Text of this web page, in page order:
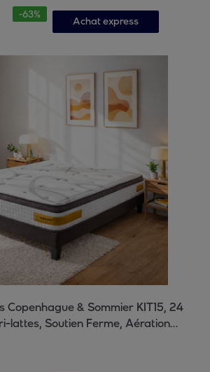
-63%
Achat express
Copenhague & Sommier KIT15, 24
lattes, Soutien Ferme, Aération